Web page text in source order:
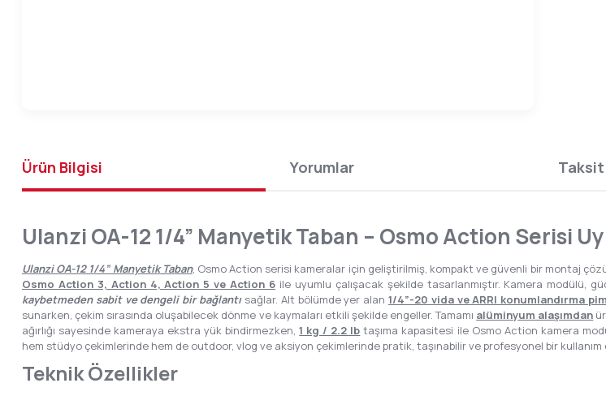
Ürün Bilgisi Yorumlar
Ulanzi OA-12 1/4” Manyetik Taban – Osmo Action Serisi
Ulanzi OA-12 1/4” Manyetik Taban, Osmo Action serisi kameralar için geliştirilmiş, kompakt ve güvenli bir montaj
Osmo Action 3, Action 4, Action 5 ve Action 6 ile uyumlu çalışacak şekilde tasarlanmıştır. Kamera
kaybetmeden sabit ve dengeli bir bağlantısağlar. Alt bölümde yer alan 1/4”-20 vida ve ARRI konumlandırma
sunarken, çekim sırasında oluşabilecek dönme ve kaymaları etkili şekilde engeller. Tamamı alüminyum alaşımdan
ağırlığı sayesinde kameraya ekstra yük bindirmezken,1 kg / 2.2 lb taşıma kapasitesi ile Osmo Action kamera
hem stüdyo çekimlerinde hem de outdoor, vlog ve aksiyon çekimlerinde pratik, taşınabilir ve profesyonel bir kullanım
Teknik Özellikler